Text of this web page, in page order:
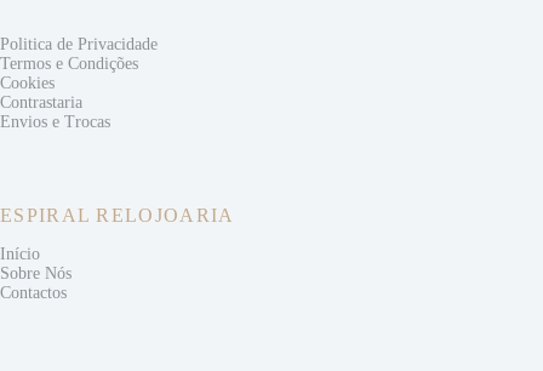
Politica de Privacidade
Termos e Condições
Cookies
Contrastaria
Envios e Trocas
ESPIRAL RELOJOARIA
Início
Sobre Nós
Contactos